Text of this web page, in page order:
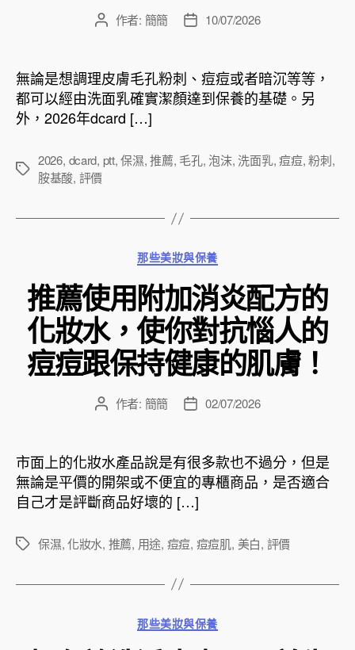
文
者
作者: 簡簡
文
日
期
10/07/2026
無論是想調理皮膚毛孔粉刺、痘痘或者暗沉等等，
都可以經由洗面乳確實潔顏達到保養的基礎。另
外，2026年dcard […]
標
2026, dcard, ptt,保濕,推薦, 毛孔,泡沫,洗面乳,痘痘,粉刺,
胺基酸, 評價
分
類
那些美妝與保養
推薦使用附加消炎配方的
化妝水，使你對抗惱人的
痘痘跟保持健康的肌膚！
文
者
作者: 簡簡
文
佈
日
期
02/07/2026
市面上的化妝水產品說是有很多款也不過分，但是
無論是平價的開架或不便宜的專櫃商品，是否適合
自己才是評斷商品好壞的 […]
標
保濕,化妝水, 推薦, 用途, 痘痘, 痘痘肌, 美白, 評價
分
類
那些美妝與保養